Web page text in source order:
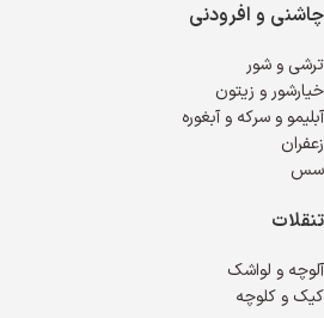
چاشنی و افرودنی
ترشی و شور
خیارشور و زیتون
آبلیمو و سرکه و آبغوره
زعفران
سس
تنقلات
آلوچه و لواشک
کیک و کلوچه